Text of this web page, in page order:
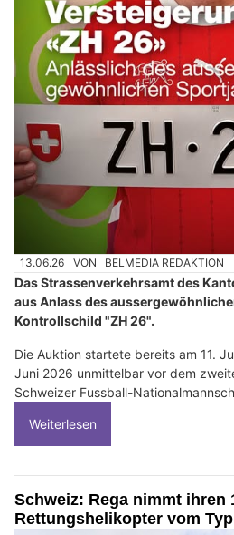
13.06.26 VON BELMEDIA REDAKTION
Das Strassenverkehrsamt des
aus Anlass des
Kontrollschild "ZH 26".
Die Auktion startete bereits am 11.
Juni 2026 unmittelbar vor dem
Schweizer Fussball-
Weiterlesen
Schweiz: Rega nimmt ihren
Rettungshelikopter vom